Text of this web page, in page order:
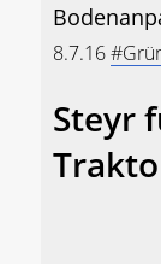
8.7.16
Steyr